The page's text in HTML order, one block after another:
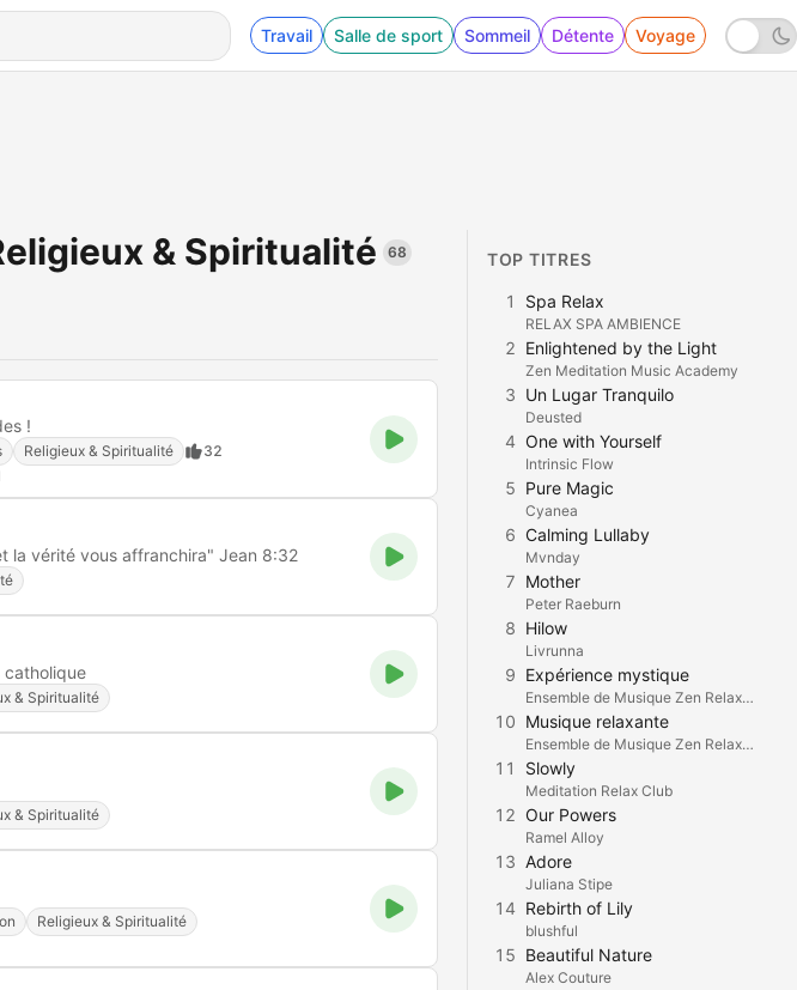
Travail Salle de sport Sommeil Détente Voyage
& Spiritualité 68
!
Religieux & Spiritualité
32
la vérité vous affranchira" Jean 8:32
catholique
& Spiritualité
& Spiritualité
Religieux & Spiritualité
TOP TITRES
1 Spa Relax
RELAX SPA AMBIENCE
2 Enlightened by the Light
Zen Meditation Music Academy
3 Un Lugar Tranquilo
Deusted
4 One with Yourself
Intrinsic Flow
5 Pure Magic
Cyanea
6 Calming Lullaby
Mvnday
7 Mother
Peter Raeburn
8 Hilow
Livrunna
9 Expérience mystique
Ensemble de Musique Zen Relaxante
10 Musique relaxante
Ensemble de Musique Zen Relaxante
11 Slowly
Meditation Relax Club
12 Our Powers
Ramel Alloy
13 Adore
Juliana Stipe
14 Rebirth of Lily
blushful
15 Beautiful Nature
Alex Couture